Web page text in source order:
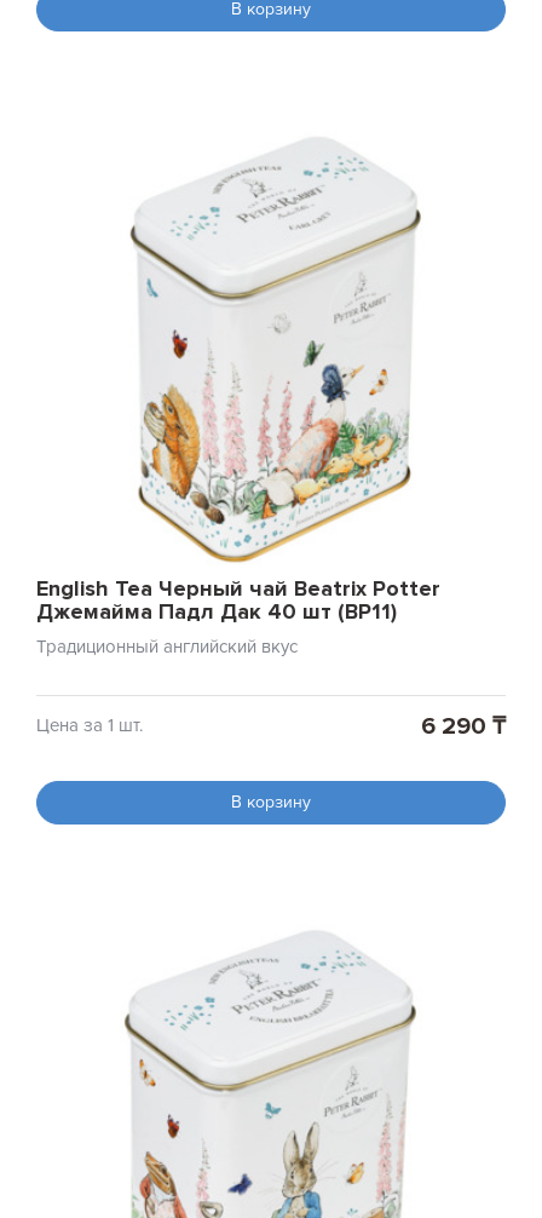
В корзину
English Tea Черный чай Beatrix Potter
Джемайма Падл Дак 40 шт (BP11)
Традиционный английский вкус
Цена за 1 шт. 6 290 ₸
В корзину